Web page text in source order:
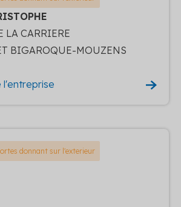
LA CARRIERE
BIGAROQUE-MOUZENS
l'entreprise
donnant sur l'exterieur